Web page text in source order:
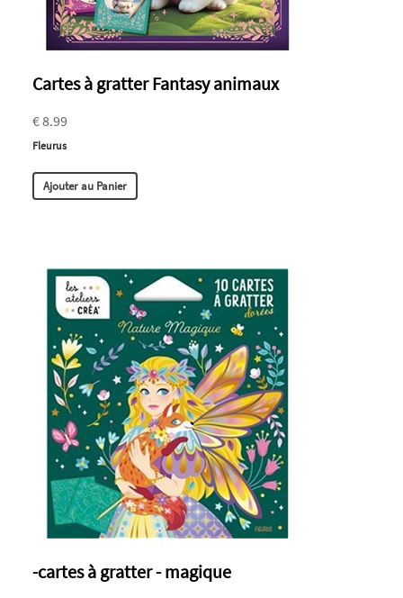
Cartes à gratter Fantasy animaux
€ 8.99
Fleurus
Ajouter au Panier
-cartes à gratter - magique